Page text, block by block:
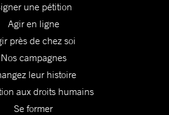
une pétition
Agir en ligne
près de chez soi
Nos campagnes
leur histoire
aux droits humains
Se former